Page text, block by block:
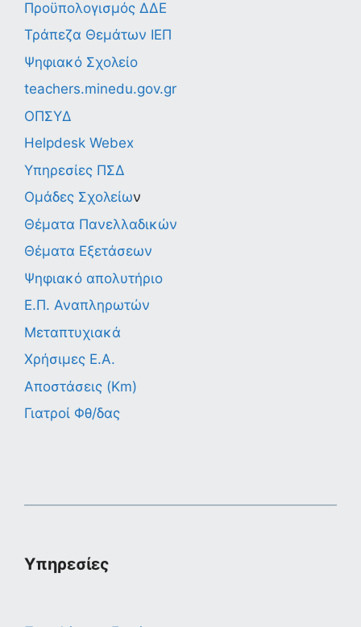
Προϋπολογισμός ΔΔΕ
Τράπεζα Θεμάτων ΙΕΠ
Ψηφιακό Σχολείο
teachers.minedu.gov.gr
ΟΠΣΥΔ
Helpdesk Webex
Υπηρεσίες ΠΣΔ
Ομάδες Σχολείων
Θέματα Πανελλαδικών
Θέματα Εξετάσεων
Ψηφιακό απολυτήριο
Ε.Π. Αναπληρωτών
Μεταπτυχιακά
Χρήσιμες Ε.Α.
Αποστάσεις (Km)
Γιατροί Φθ/δας
Υπηρεσίες